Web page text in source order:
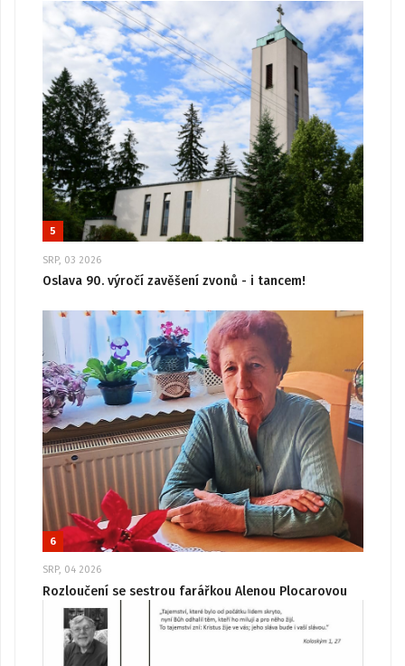
5
SRP, 03 2026
Oslava 90. výročí zavěšení zvonů - i tancem!
6
SRP, 04 2026
Rozloučení se sestrou farářkou Alenou Plocarovou